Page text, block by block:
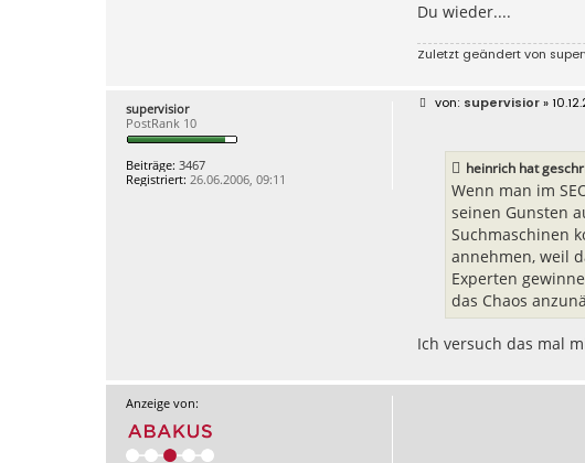
Du wieder....
Zuletzt geändert von
supervisior
PostRank 10
Beiträge: 3467
Registriert: 26.06.2006, 09:11
B
supervisior»
heinrichhat
Wenn man im
seinen Gunsten
Suchmaschinen
annehmen, weil
Experten
das Chaos
Ich versuch das mal
Anzeige von: